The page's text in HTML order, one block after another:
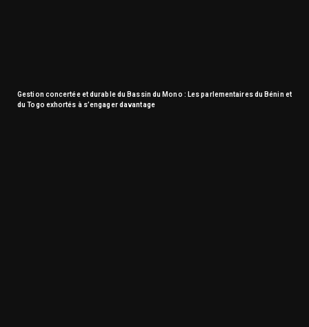
Gestion concertée et durable du Bassin du Mono : Les parlementaires du Bénin et
du Togo exhortés à s’engager davantage